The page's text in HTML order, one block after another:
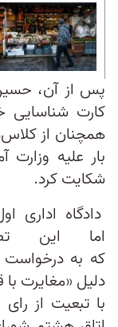
پس از آن،
کارت شناسایی
همچنان از
بار علیه
شکایت کرد.
دادگاه اداری
اما این
که به درخواست
دلیل «مغایرت با
با تبعیت از